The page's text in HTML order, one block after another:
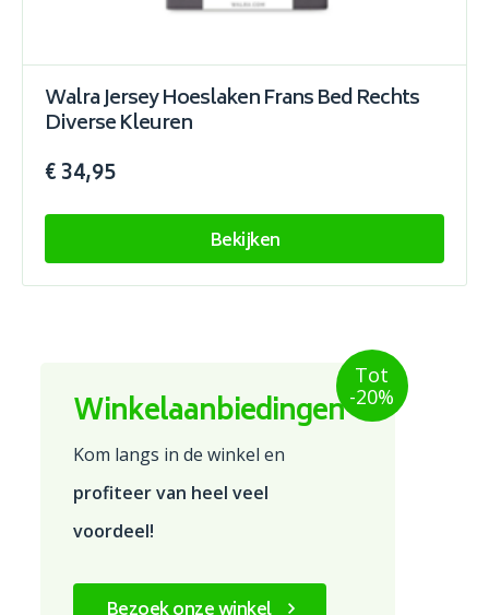
Winkelaanbiedingen
Kom langs in de winkel en
profiteer van heel veel
voordeel!
Tot
-20%
Walra Jersey Hoeslaken Frans Bed Rechts
Diverse Kleuren
€ 34,95
Bekijken